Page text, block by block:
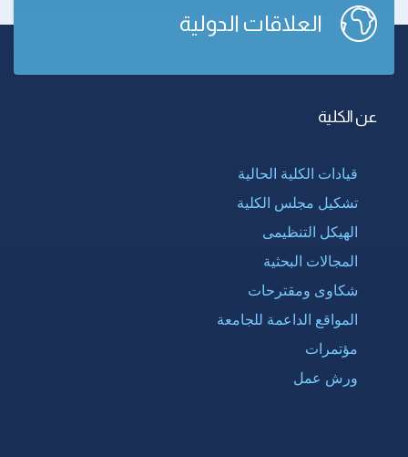
العلاقات الدولية
عن الكلية
قيادات الكلية الحالية
تشكيل مجلس الكلية
الهيكل التنظيمى
المجالات البحثية
شكاوى ومقترحات
المواقع الداعمة للجامعة
مؤتمرات
ورش عمل